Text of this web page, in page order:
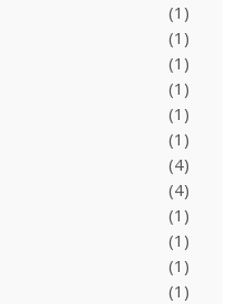
(1)
(1)
(1)
(1)
(1)
(1)
(4)
(4)
(1)
(1)
(1)
(1)